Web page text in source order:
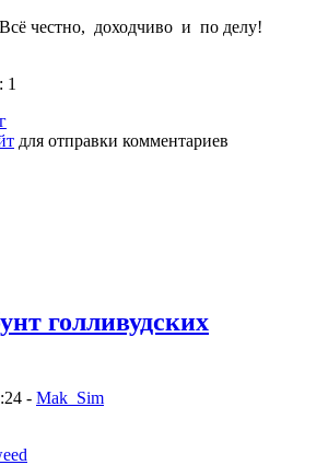
честно, доходчиво и по делу!
1
для отправки комментариев
голливудских
- Mak_Sim